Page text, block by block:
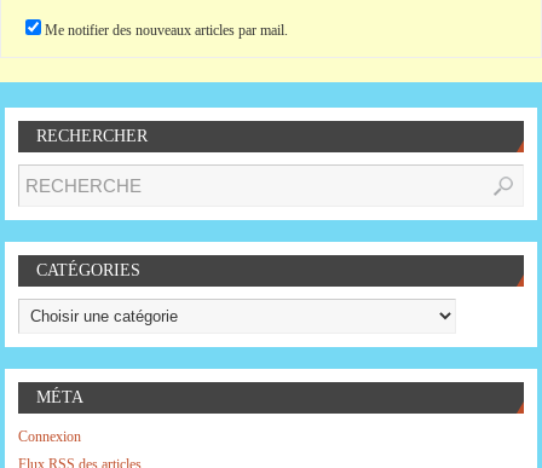
Me notifier des nouveaux articles par mail.
RECHERCHER
CATÉGORIES
MÉTA
Connexion
FluxRSS des articles